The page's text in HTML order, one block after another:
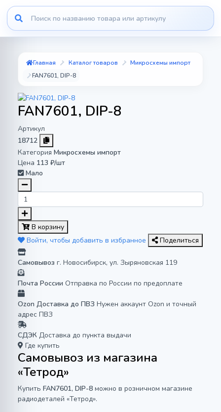
Главная Каталог товаров
Микросхемы импорт
FAN7601, DIP-8
FAN7601, DIP-8
Артикул
18712
Категория Микросхемы импорт
Цена 113 ₽/шт
Мало
В корзину
Войти, чтобы добавить в избранное
Поделиться
Самовывоз г. Новосибирск, ул. Зыряновская 119
Почта России Отправка по России по предоплате
Ozon Доставка до ПВЗ Нужен аккаунт Ozon и точный
адрес ПВЗ
СДЭК Доставка до пункта выдачи
Где купить
Самовывоз из магазина
«Тетрод»
Купить FAN7601, DIP-8 можно в розничном магазине
радиодеталей «Тетрод».